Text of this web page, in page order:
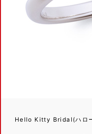
Hello Kitty Bridal(ハロ